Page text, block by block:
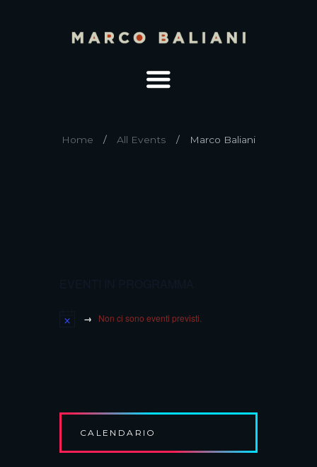
Home All Events Marco Baliani
Non ci sono eventi previsti.
CALENDARIO